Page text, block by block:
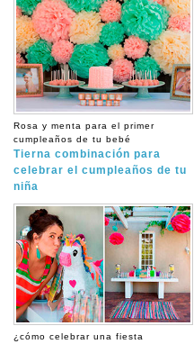
Rosa y menta para el primer
cumpleaños de tu bebé
Tierna combinación para
celebrar el cumpleaños de tu
niña
¿cómo celebrar una fiesta